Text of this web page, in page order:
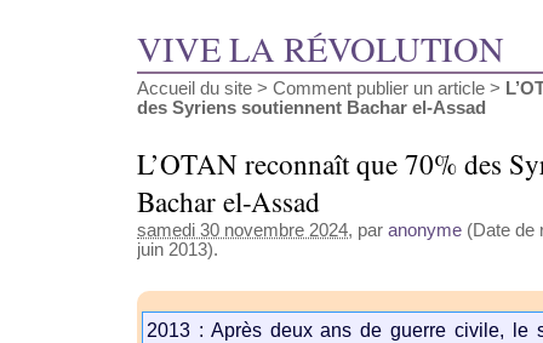
VIVE LA RÉVOLUTION
Accueil du site > Comment publier un article >
des Syriens soutiennent Bachar el-Assad
L’OTAN reconnaît que 70% des
Bachar el-Assad
samedi 30 novembre 2024, par anonyme (Date de
juin 2013).
2013 : Après deux ans de guerre civile, le